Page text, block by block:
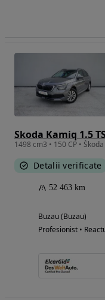
Skoda Kamiq 1.5
1498 cm3 • 150 CP •
Detalii verificate
52 463 km
Buzau (Buzau)
Profesionist •